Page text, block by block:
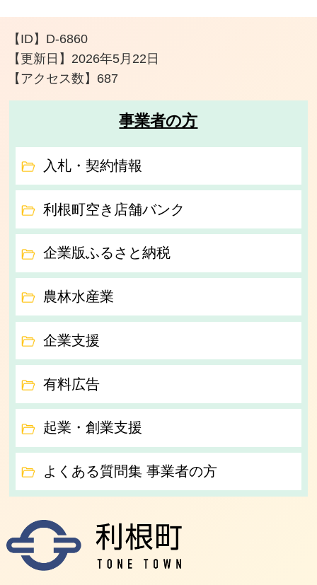
【ID】 D-6860
【更新日】 2026年5月22日
【アクセス数】 687
事業者の方
入札・契約情報
利根町空き店舗バンク
企業版ふるさと納税
農林水産業
企業支援
有料広告
起業・創業支援
よくある質問集 事業者の方